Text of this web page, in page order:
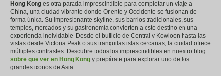
Hong Kong es otra parada imprescindible para completar un viaje a
China, una ciudad vibrante donde Oriente y Occidente se fusionan de
forma única. Su impresionante skyline, sus barrios tradicionales, sus
templos, mercados y su gastronomía convierten a este destino en una
experiencia inolvidable. Desde el bullicio de Central y Kowloon hasta las
vistas desde Victoria Peak o sus tranquilas islas cercanas, la ciudad ofrece
múltiples contrastes. Descubre todos los imprescindibles en nuestro blog
sobre qué ver en Hong Kong y prepárate para explorar uno de los
grandes iconos de Asia.